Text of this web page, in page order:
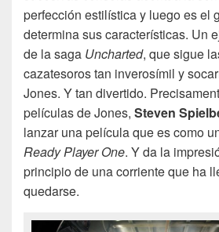
perfección estilística y luego es el
determina sus características. Un
de la saga Uncharted, que sigue
cazatesoros tan inverosímil y
Jones. Y tan divertido.
películas de Jones, Steven
lanzar una película que es como
Ready Player One. Y da la
principio de una corriente que ha
quedarse.